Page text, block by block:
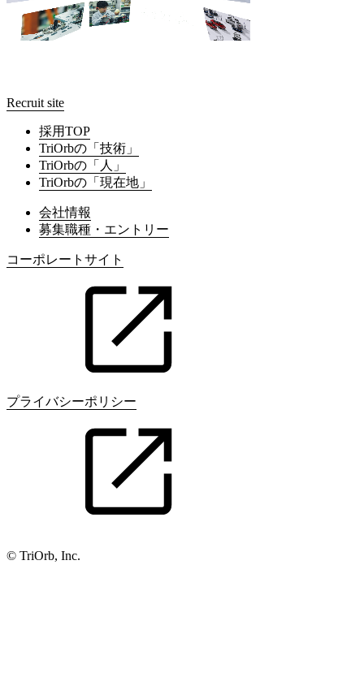
Recruit site
採用TOP
TriOrbの「技術」
TriOrbの「人」
TriOrbの「現在地」
会社情報
募集職種・エントリー
コーポレートサイト
プライバシーポリシー
© TriOrb, Inc.